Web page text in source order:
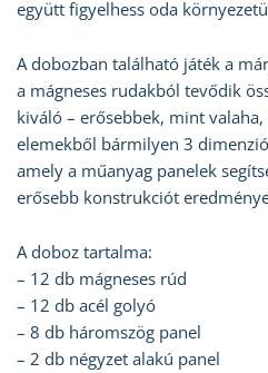
együtt figyelhess oda
A dobozban található játék a
a mágneses rudakból tevődik
kiváló – erősebbek, mint
elemekből bármilyen 3
amely a műanyag panelek
erősebb konstrukciót
A doboz tartalma:
– 12 db mágneses rúd
– 12 db acél golyó
– 8 db háromszög panel
– 2 db négyzet alakú panel